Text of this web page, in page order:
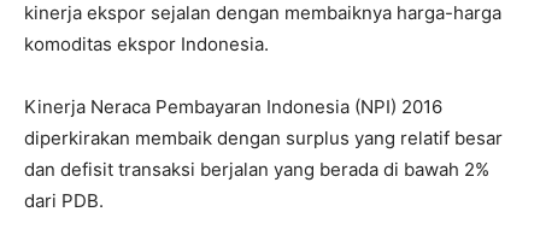
kinerja ekspor sejalan dengan membaiknya harga-harga
komoditas ekspor Indonesia.
Kinerja Neraca Pembayaran Indonesia (NPI) 2016
diperkirakan membaik dengan surplus yang relatif besar
dan defisit transaksi berjalan yang berada di bawah 2%
dari PDB.